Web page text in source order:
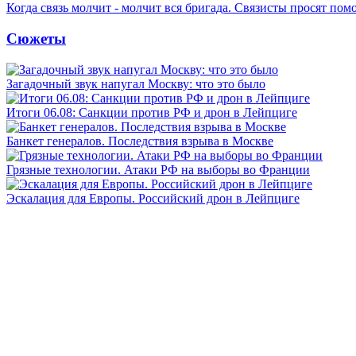
Когда связь молчит - молчит вся бригада. Связисты просят
Сюжеты
Загадочный звук напугал Москву: что это было
Итоги 06.08: Санкции против РФ и дрон в Лейпциге
Банкет генералов. Последствия взрыва в Москве
Грязные технологии. Атаки РФ на выборы во Франции
Эскалация для Европы. Российский дрон в Лейпциге